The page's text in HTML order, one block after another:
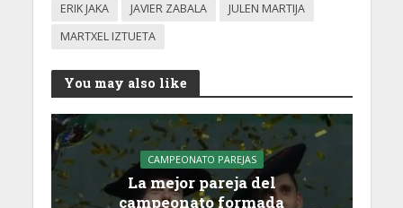
ERIK JAKA
JAVIER ZABALA
JULEN MARTIJA
MARTXEL IZTUETA
You may also like
CAMPEONATO PAREJAS
La mejor pareja del
campeonato formada